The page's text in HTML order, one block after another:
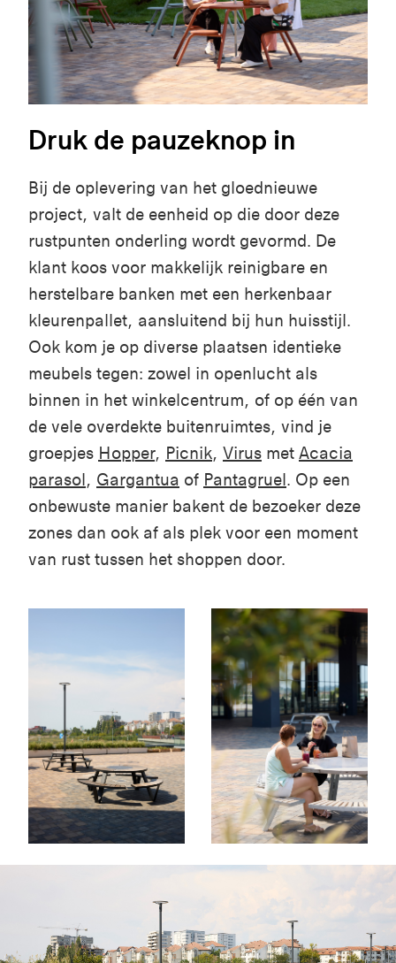
Druk de pauzeknop in
Bij de oplevering van het gloednieuwe
project, valt de eenheid op die door deze
rustpunten onderling wordt gevormd. De
klant koos voor makkelijk reinigbare en
herstelbare banken met een herkenbaar
kleurenpallet, aansluitend bij hun huisstijl.
Ook kom je op diverse plaatsen identieke
meubels tegen: zowel in openlucht als
binnen in het winkelcentrum, of op één van
de vele overdekte buitenruimtes, vind je
groepjes Hopper, Picnik, Virus met Acacia
parasol, Gargantua of Pantagruel. Op een
onbewuste manier bakent de bezoeker deze
zones dan ook af als plek voor een moment
van rust tussen het shoppen door.